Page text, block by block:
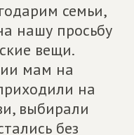
семьи,
нашу просьбу
вещи.
мам на
на
выбирали
без